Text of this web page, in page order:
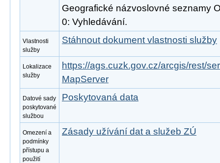
Geografické názvoslovné seznamy
0: Vyhledávání.
Vlastnosti
služby
Stáhnout dokument vlastnosti služby
Lokalizace
služby
https://ags.cuzk.gov.cz/arcgis/rest/
MapServer
Datové sady
poskytované
službou
Poskytovaná data
Omezení a
podmínky
přístupu a
použití
Zásady užívání dat a služeb ZÚ